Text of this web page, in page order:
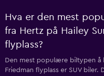
Hva er den mest
fra Hertz på Hailey
flyplass?
Den mest populære biltypen å
Friedman flyplass er SUV